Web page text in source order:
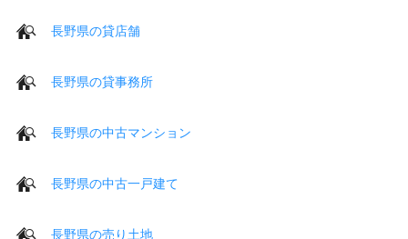
長野県の貸店舗
長野県の貸事務所
長野県の中古マンション
長野県の中古一戸建て
長野県の売り土地